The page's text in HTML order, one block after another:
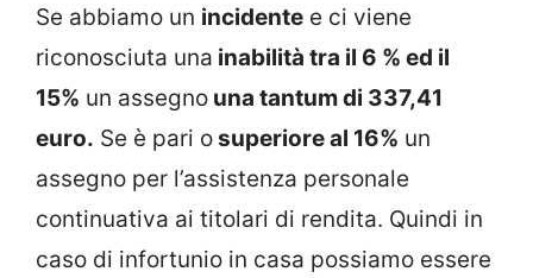
Se abbiamo un incidente e ci viene
riconosciuta una inabilità tra il 6 % ed il
15% un assegno una tantum di 337,41
euro. Se è pari osuperiore al 16% un
assegno per l’assistenza personale
continuativa ai titolari di rendita. Quindi in
caso di infortunio in casa possiamo essere